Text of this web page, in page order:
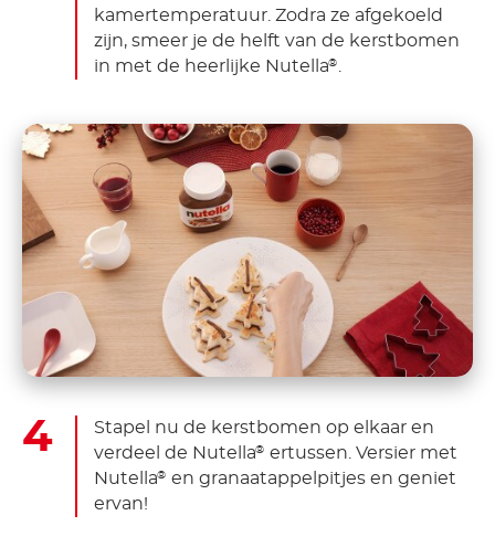
kamertemperatuur. Zodra ze afgekoeld
zijn, smeer je de helft van de kerstbomen
in met de heerlijke Nutella®
Stapel nu de kerstbomen op elkaar en
verdeel de Nutella® ertussen. Versier met
Nutella® en granaatappelpitjes en geniet
ervan!